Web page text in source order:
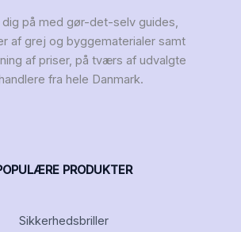
på med gør-det-selv guides,
af grej og byggematerialer samt
af priser, på tværs af udvalgte
fra hele Danmark.
PRODUKTER
Sikkerhedsbriller